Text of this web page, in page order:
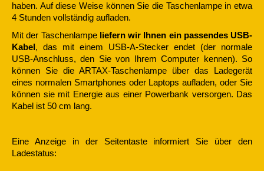
haben. Auf diese Weise können Sie die Taschenlampe in etwa
4 Stunden vollständig aufladen.
Mit der Taschenlampe liefern wir Ihnen ein passendes USB-
Kabel , das mit einem USB-A-Stecker endet (der normale
USB-Anschluss, den Sie von Ihrem Computer kennen). So
können Sie die ARTAX-Taschenlampe über das Ladegerät
eines normalen Smartphones oder Laptops aufladen, oder Sie
können sie mit Energie aus einer Powerbank versorgen. Das
Kabel ist 50 cm lang.
Eine Anzeige in der Seitentaste informiert Sie über den
Ladestatus: